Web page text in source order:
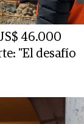
46.000
"El desafío